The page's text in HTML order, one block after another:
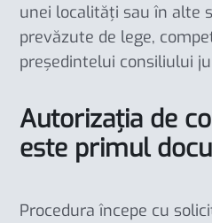
unei localități sau în alte
prevăzute de lege,
președintelui consiliului
Autorizația de
este primul
Procedura începe cu